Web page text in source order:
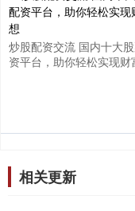
炒股配资交流 国内十大
资平台，助你轻松实现财
相关更新